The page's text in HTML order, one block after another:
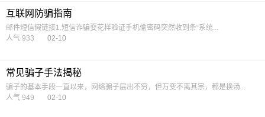
互联网防骗指南
邮件短信假链接1.短信诈骗耍花样验证手机偷密码突然收到条“系统...
人气 933
02-10
常见骗子手法揭秘
骗子的基本手段一直以来，网络骗子层出不穷，但万变不离其宗，都是换汤...
人气 949
02-10